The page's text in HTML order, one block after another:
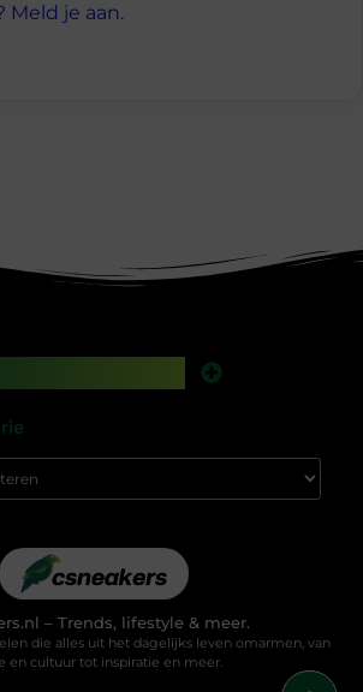
Meld je aan.
– Trends, lifestyle & meer.
die alles uit het dagelijks leven omarmen, van
en cultuur tot inspiratie en meer.